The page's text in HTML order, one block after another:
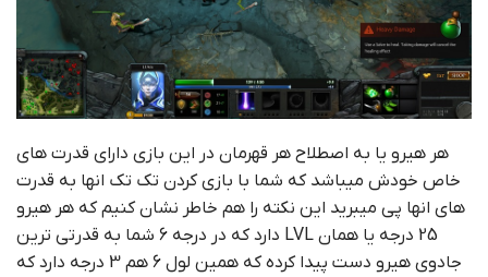
هر هیرو یا به اصطلاح هر قهرمان در این بازی دارای قدرت های
خاص خودش میباشد که شما با بازی کردن تک تک انها به قدرت
های انها پی میبرید این نکته را هم خاطر نشان کنیم که هر هیرو
25 درجه یا همان LVL دارد که در درجه 6 شما به قدرتی ترین
جادوی هیرو دست پیدا کرده که همین لول 6 هم 3 درجه دارد که